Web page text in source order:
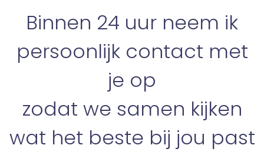
Binnen 24 uur neem ik
persoonlijk contact met
je op
zodat we samen kijken
wat het beste bij jou past